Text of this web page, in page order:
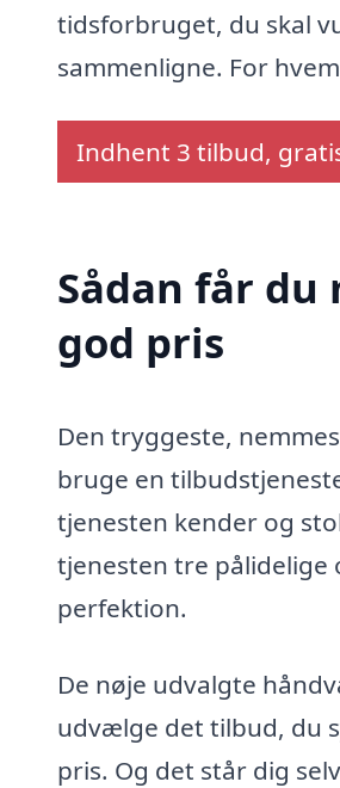
tidsforbruget, du skal
sammenligne. For
Indhent 3 tilbud,
Sådan får
god pris
Den tryggeste,
bruge en
tjenesten kender og
tjenesten tre pålidelige
perfektion.
De nøje udvalgte
udvælge det tilbud, du
pris. Og det står dig